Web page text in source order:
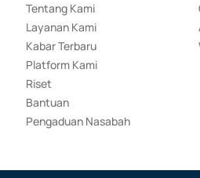
Tentang Kami
Layanan Kami
Kabar Terbaru
Platform Kami
Riset
Bantuan
Pengaduan Nasabah